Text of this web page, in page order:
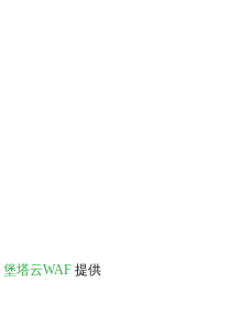
堡塔云WAF 提供